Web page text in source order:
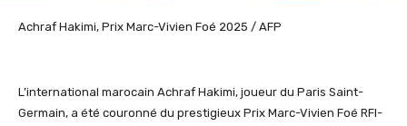
Achraf Hakimi, Prix Marc-Vivien Foé 2025 / AFP
L’international marocain Achraf Hakimi, joueur du Paris Saint-
Germain, a été couronné du prestigieux Prix Marc-Vivien Foé RFI-